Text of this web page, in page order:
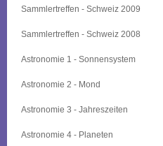
Sammlertreffen - Schweiz 2009
Sammlertreffen - Schweiz 2008
Astronomie 1 - Sonnensystem
Astronomie 2 - Mond
Astronomie 3 - Jahreszeiten
Astronomie 4 - Planeten